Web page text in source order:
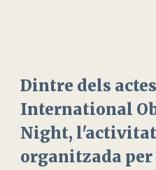
Dintre dels
International
Night,
organitzada